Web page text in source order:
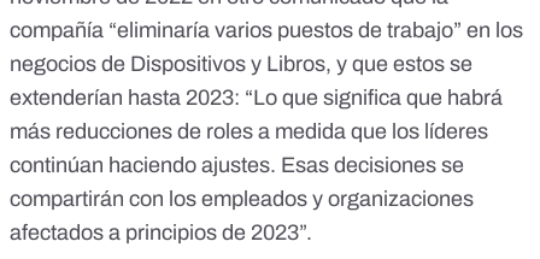
compañía “eliminaría varios puestos de trabajo” en los
negocios de Dispositivos y Libros, y que estos se
extenderían hasta 2023: “Lo que significa que habrá
más reducciones de roles a medida que los líderes
continúan haciendo ajustes. Esas decisiones se
compartirán con los empleados y organizaciones
afectados a principios de 2023”.